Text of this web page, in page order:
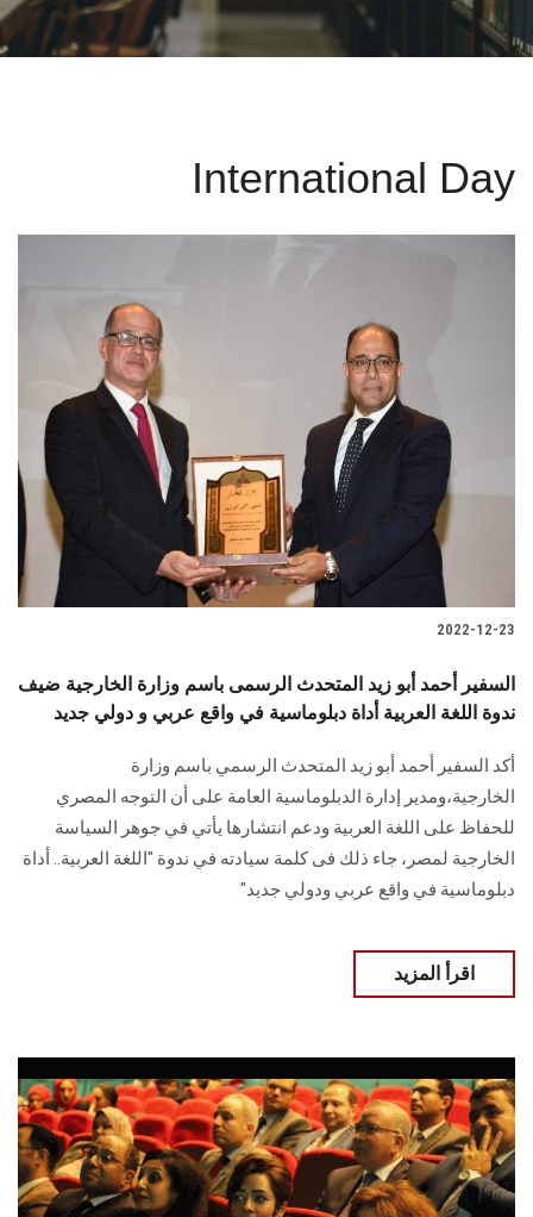
البحث العلمي
تواصل معنا
الطلاب
هيئة التدريس
الدراسات العليا
الموظفون
سجل الان
International Day
2022-12-23
السفير أحمد أبو زيد المتحدث الرسمى باسم وزارة الخارجية ضيف
ندوة اللغة العربية أداة دبلوماسية في واقع عربي و دولي جديد
أكد السفير أحمد أبو زيد المتحدث الرسمي باسم وزارة
الخارجية،ومدير إدارة الدبلوماسية العامة على أن التوجه المصري
للحفاظ على اللغة العربية ودعم انتشارها يأتي في جوهر السياسة
الخارجية لمصر، جاء ذلك فى كلمة سيادته في ندوة "اللغة العربية.. أداة
دبلوماسية في واقع عربي ودولي جديد"
اقرأ المزيد